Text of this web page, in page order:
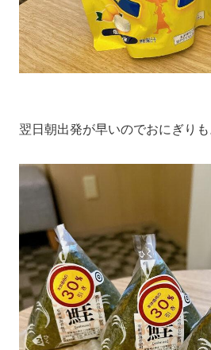
翌日朝出発が早いのでおにぎりも